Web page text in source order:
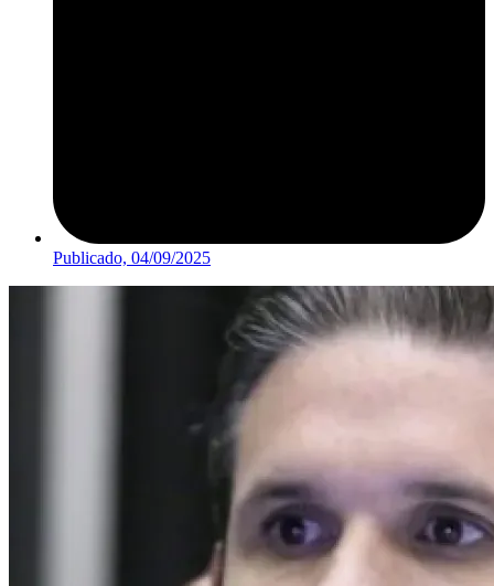
Publicado, 04/09/2025